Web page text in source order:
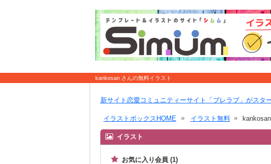
kankosan さんの無料イラスト
新サイト恋愛コミュニティーサイト「ブレラブ」がスタ
イラストボックスHOME イラスト無料
イラスト
お気に入り会員 (1)